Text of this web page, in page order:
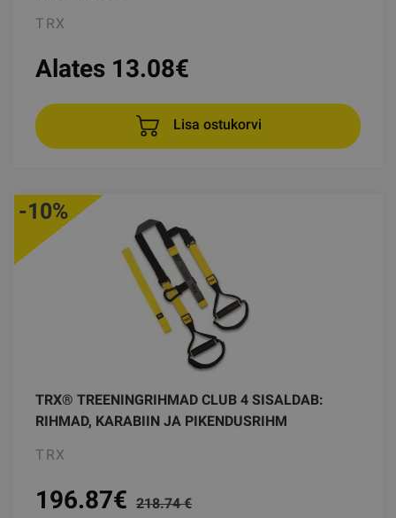
TRX
Alates 13.08€
Lisa ostukorvi
TRX® TREENINGRIHMAD CLUB 4 SISALDAB:
RIHMAD, KARABIIN JA PIKENDUSRIHM
TRX
-10%
196.87€ 218.74 €